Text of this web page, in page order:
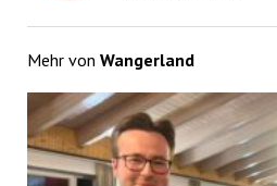
Mehr von Wangerland